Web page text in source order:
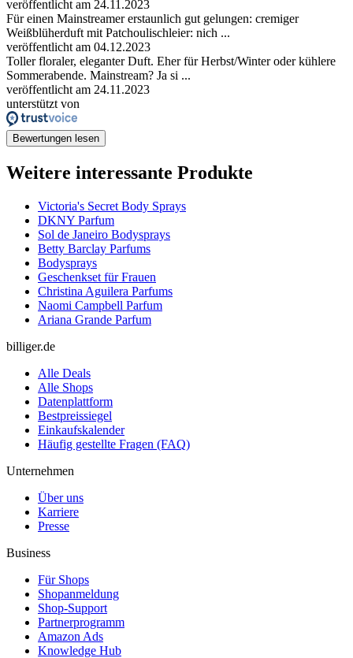
veröffentlicht am 24.11.2023
Für einen Mainstreamer erstaunlich gut gelungen: cremiger
Weißblüherduft mit Patchoulischleier: nich ...
veröffentlicht am 04.12.2023
Toller floraler, eleganter Duft. Eher für Herbst/Winter oder kühlere
Sommerabende. Mainstream? Ja si ...
veröffentlicht am 24.11.2023
unterstützt von
Bewertungen lesen
Weitere interessante Produkte
Victoria's Secret Body Sprays
DKNY Parfum
Sol de Janeiro Bodysprays
Betty Barclay Parfums
Bodysprays
Geschenkset für Frauen
Christina Aguilera Parfums
Naomi Campbell Parfum
Ariana Grande Parfum
billiger.de
Alle Deals
Alle Shops
Datenplattform
Bestpreissiegel
Einkaufskalender
Häufig gestellte Fragen (FAQ)
Unternehmen
Über uns
Karriere
Presse
Business
Für Shops
Shopanmeldung
Shop-Support
Partnerprogramm
Amazon Ads
Knowledge Hub